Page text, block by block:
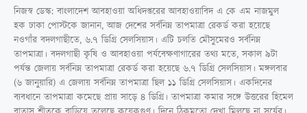
নিজস্ব ডেস্ক: বাংলাদেশ আবহাওয়া অধিদপ্তরের আবহাওয়াবিদ এ কে এম নাজমুল
হক ঢাকা পোস্টকে জানান, আজ দেশের সর্বনিম্ন তাপমাত্রা রেকর্ড করা হয়েছে
নওগাঁর বদলগাছীতে, ৬.৭ ডিগ্রি সেলসিয়াস। এটি চলতি মৌসুমেরও সর্বনিম্ন
তাপমাত্রা। বদলগাছী কৃষি ও আবহাওয়া পর্যবেক্ষণাগারের তথ্য মতে, সকাল ৯টা
পর্যন্ত জেলায় সর্বনিম্ন তাপমাত্রা রেকর্ড করা হয়েছে ৬.৭ ডিগ্রি সেলসিয়াস। মঙ্গলবার
(৬ জানুয়ারি) এ জেলায় সর্বনিম্ন তাপমাত্রা ছিল ১১ ডিগ্রি সেলসিয়াস। একদিনের
ব্যবধানে তাপমাত্রা কমেছে প্রায় সাড়ে ৪ ডিগ্রি। তাপমাত্রা কমার সঙ্গে উত্তরের হিমেল